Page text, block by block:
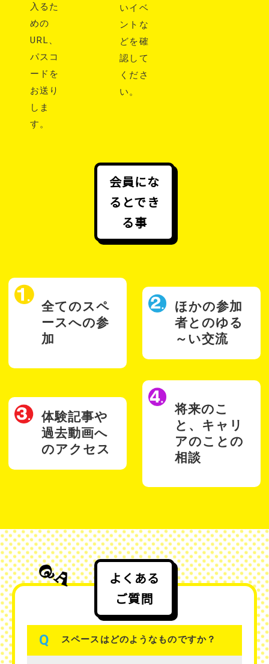
入るた
めの
URL、
パスコ
ードを
お送り
しま
す。
いイベ
ントな
どを確
認して
くださ
い。
会員にな
るとでき
る事
全てのスペ
ースへの参
加
ほかの参加
者とのゆる
～い交流
体験記事や
過去動画へ
のアクセス
将来のこ
と、キャリ
アのことの
相談
よくある
ご質問
Q スペースはどのようなものですか？